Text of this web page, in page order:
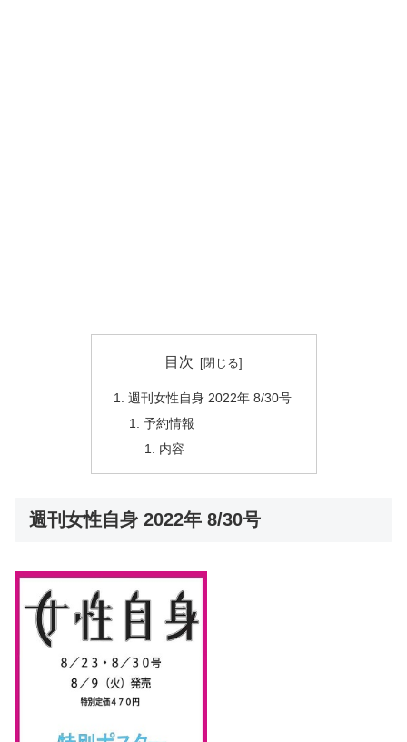
目次
週刊女性自身 2022年 8/30号
予約情報
内容
週刊女性自身 2022年 8/30号